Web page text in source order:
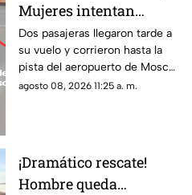
Mujeres intentan
alcanzar su avión
después de perder el
vuelo
Dos pasajeras llegaron tarde a
su vuelo y corrieron hasta la
pista del aeropuerto de Moscú
para intentar alcanzar el avión.
agosto 08, 2026 11:25 a. m.
¡Dramático rescate!
Hombre queda